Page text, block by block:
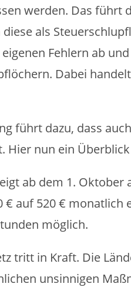
werden. Das führt
als
Fehlern ab
Dabei
führt dazu, dass
Hier nun ein
ab dem 1. Oktober
€ auf 520 €
möglich.
tritt in Kraft. Die
unsinnigen